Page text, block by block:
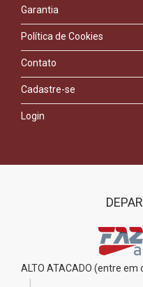
Garantia
Política de Cookies
Contato
Cadastre-se
Login
ALTO ATACADO (entre